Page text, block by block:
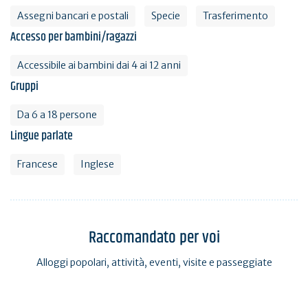
Assegni bancari e postali Specie Trasferimento
Accesso per bambini/ragazzi
Accessibile ai bambini dai 4 ai 12 anni
Gruppi
Da 6 a 18 persone
Lingue parlate
Francese Inglese
Raccomandato per voi
Alloggi popolari, attività, eventi, visite e passeggiate